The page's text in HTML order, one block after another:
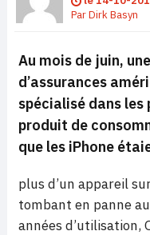
ParDirk Basyn
Au mois de juin,
d’assurances
spécialisé dans
produit de
que les iPhone
plus d’un appareil
tombant en panne
années d’utilisation,